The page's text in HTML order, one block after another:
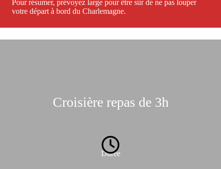
Pour résumer, prévoyez large pour être sûr de ne pas louper
votre départ à bord du Charlemagne.
Croisière repas de 3h
Durée